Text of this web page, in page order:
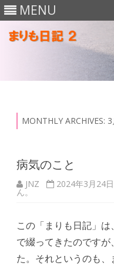
MENU
MONTHLY ARCHIVES:
病気のこと
JNZ 2024年3月24日
ん。
この「まりも日記」
で綴ってきたのです
た。それというのも、